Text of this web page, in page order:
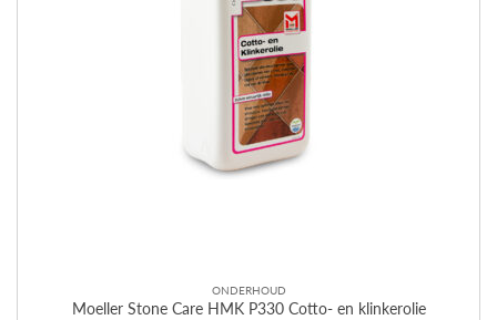
ONDERHOUD
Moeller Stone Care HMK P330 Cotto- en klinkerolie